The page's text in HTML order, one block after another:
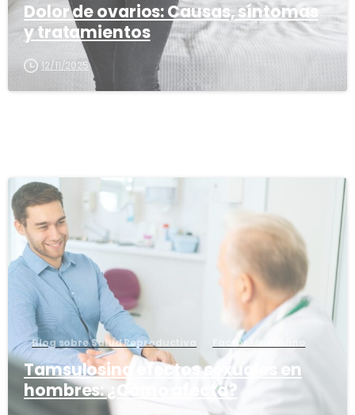
Dolor de ovarios: Causas, síntomas
y tratamientos
12/11/2025
Blog sobre Salud Reproductiva Factor Masculino
Tamsulosina efectos sexuales en
hombres: ¿Cómo afecta?